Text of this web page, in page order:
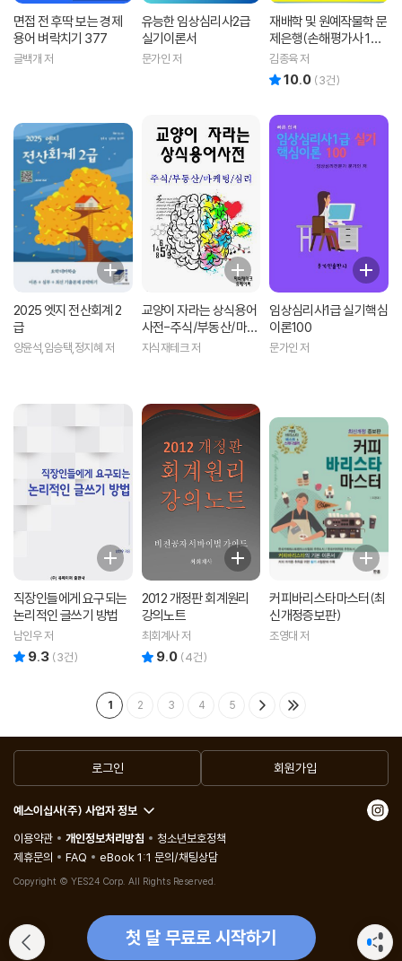
면접 전 후딱 보는 경제
용어 벼락치기 377
글백개 저
유능한 임상심리사2급
실기이론서
문가인 저
재배학 및 원예작물학 문
제은행(손해평가사 1차
시험 대비)
김종육 저
10.0 (3건)
2025 엣지 전산회계 2
급
양윤석,임승택,정지혜 저
교양이 자라는 상식용어
사전-주식/부동산/마케
팅/심리
지식재테크 저
임상심리사1급 실기핵심
이론100
문가인 저
직장인들에게 요구되는
논리적인 글쓰기 방법
남인우 저
9.3 (3건)
2012 개정판 회계원리
강의노트
최회계사 저
9.0 (4건)
커피바리스타마스터(최
신개정증보판)
조영대 저
1 2 3 4 5
첫 달 무료로 시작하기
로그인 회원가입
예스이십사(주) 사업자 정보
이용약관
개인정보처리방침
청소년보호정책
제휴문의
FAQ eBook 1:1 문의/채팅상담
Copyright © YES24 Corp. All Rights Reserved.